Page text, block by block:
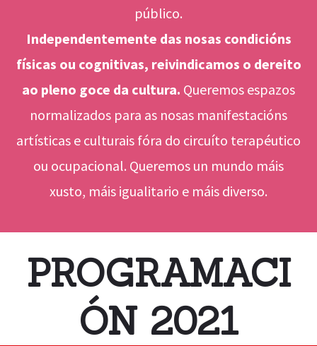
público.
Independentemente das nosas condicións
físicas ou cognitivas, reivindicamos o dereito
ao pleno goce da cultura. Queremos espazos
normalizados para as nosas manifestacións
artísticas e culturais fóra do circuíto terapéutico
ou ocupacional. Queremos un mundo máis
xusto, máis igualitario e máis diverso.
PROGRAMACI
ÓN 2021